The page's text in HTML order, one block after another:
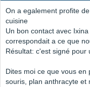
On a egalement profite
cuisine
Un bon contact avec
correspondait a ce que
Résultat: c'est signé pour
Dites moi ce que vous en
souris, plan anthracyte et